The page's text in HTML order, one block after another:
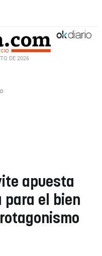
DE 2026
apuesta
para el bien